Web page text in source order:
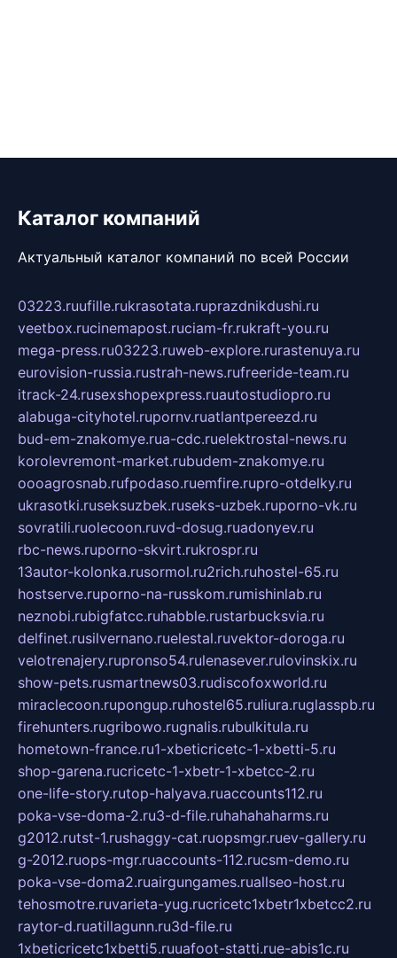
Каталог компаний
Актуальный каталог компаний по всей России
03223.ruufille.rukrasotata.ruprazdnikdushi.ru
veetbox.rucinemapost.ruciam-fr.rukraft-you.ru
mega-press.ru03223.ruweb-explore.rurastenuya.ru
eurovision-russia.rustrah-news.rufreeride-team.ru
itrack-24.rusexshopexpress.ruautostudiopro.ru
alabuga-cityhotel.rupornv.ruatlantpereezd.ru
bud-em-znakomye.rua-cdc.ruelektrostal-news.ru
korolevremont-market.rubudem-znakomye.ru
oooagrosnab.rufpodaso.ruemfire.rupro-otdelky.ru
ukrasotki.ruseksuzbek.ruseks-uzbek.ruporno-vk.ru
sovratili.ruolecoon.ruvd-dosug.ruadonyev.ru
rbc-news.ruporno-skvirt.rukrospr.ru
13autor-kolonka.rusormol.ru2rich.ruhostel-65.ru
hostserve.ruporno-na-russkom.rumishinlab.ru
neznobi.rubigfatcc.ruhabble.rustarbucksvia.ru
delfinet.rusilvernano.ruelestal.ruvektor-doroga.ru
velotrenajery.rupronso54.rulenasever.rulovinskix.ru
show-pets.rusmartnews03.rudiscofoxworld.ru
miraclecoon.rupongup.ruhostel65.ruliura.ruglasspb.ru
firehunters.rugribowo.rugnalis.rubulkitula.ru
hometown-france.ru1-xbeticricetc-1-xbetti-5.ru
shop-garena.rucricetc-1-xbetr-1-xbetcc-2.ru
one-life-story.rutop-halyava.ruaccounts112.ru
poka-vse-doma-2.ru3-d-file.ruhahahaharms.ru
g2012.rutst-1.rushaggy-cat.ruopsmgr.ruev-gallery.ru
g-2012.ruops-mgr.ruaccounts-112.rucsm-demo.ru
poka-vse-doma2.ruairgungames.ruallseo-host.ru
tehosmotre.ruvarieta-yug.rucricetc1xbetr1xbetcc2.ru
raytor-d.ruatillagunn.ru3d-file.ru
1xbeticricetc1xbetti5.ruuafoot-statti.rue-abis1c.ru